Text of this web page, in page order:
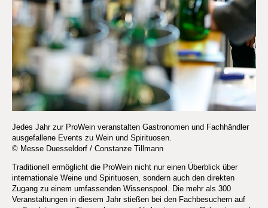
Jedes Jahr zur ProWein veranstalten Gastronomen und Fachhändler
ausgefallene Events zu Wein und Spirituosen.
© Messe Duesseldorf / Constanze Tillmann
Traditionell ermöglicht die ProWein nicht nur einen Überblick über
internationale Weine und Spirituosen, sondern auch den direkten
Zugang zu einem umfassenden Wissenspool. Die mehr als 300
Veranstaltungen in diesem Jahr stießen bei den Fachbesuchern auf